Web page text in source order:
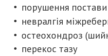
порушення постави
невралгія
остеохондроз
перекос тазу